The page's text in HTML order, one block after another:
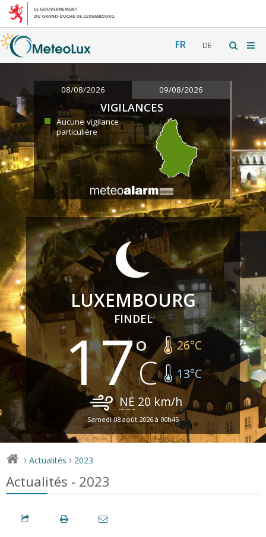
FR DE
08/08/2026 09/08/2026
VIGILANCES
Aucune vigilance
particulière
LUXEMBOURG
FINDEL
17 26°C
13°C
NE 20 km/h
Samedi 08 août 2026 à 00h45
> Actualités > 2023
Actualités - 2023